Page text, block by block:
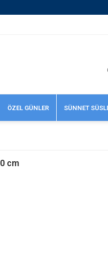
ÖZEL GÜNLER SÜNNET
cm